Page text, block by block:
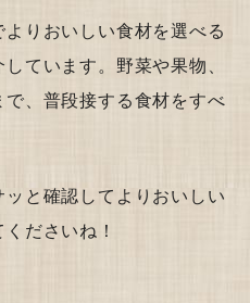
りおいしい食材を選べる
ています。野菜や果物、
、普段接する食材をすべ
と確認してよりおいしい
ださいね！